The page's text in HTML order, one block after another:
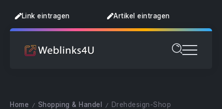
Link eintragen Artikel eintragen
Home / Shopping & Handel / Drehdesign-Shop